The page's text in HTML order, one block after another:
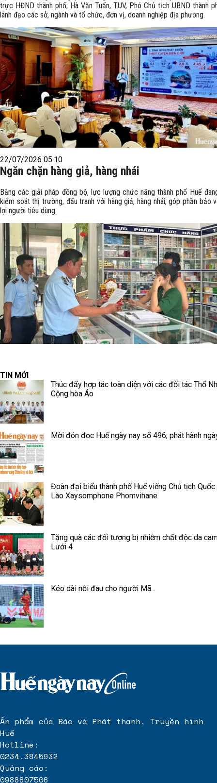
trực HĐND thành phố; Hà Văn Tuấn, TUV, Phó Chủ tịch UBND thành
lãnh đạo các sở, ngành và tổ chức, đơn vị, doanh nghiệp địa phương.
22/07/2026 05:10
Ngăn chặn hàng giả, hàng nhái
Bằng các giải pháp đồng bộ, lực lượng chức năng thành phố Huế
kiểm soát thị trường, đấu tranh với hàng giả, hàng nhái, góp phần bảo
lợi người tiêu dùng.
TIN MỚI
Thúc đẩy hợp tác toàn diện với các đối tác Thổ
Cộng hòa Áo
Mời đón đọc Huế ngày nay số 496, phát hành
Đoàn đại biểu thành phố Huế viếng Chủ tịch Quốc
Lào Xaysomphone Phomvihane
Tặng quà các đối tượng bị nhiễm chất độc da
Lưới 4
Kéo dài nỗi đau cho người Mã...
Ấn phẩm của Báo và Phát thanh, Truyền hình
Huế
Hotline:
0234.3845932
Quảng cáo:
0988807506